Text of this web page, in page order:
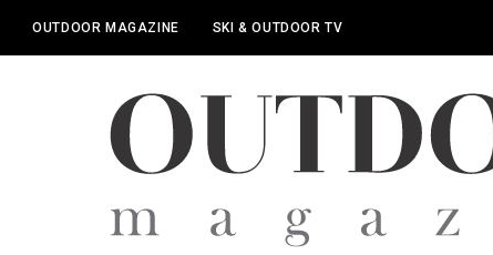
OUTDOOR MAGAZINE SKI & OUTDOOR TV